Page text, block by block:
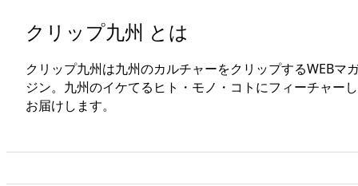
クリップ九州 とは
クリップ九州は九州のカルチャーをクリップするWEBマ
ジン。九州のイケてるヒト・モノ・コトにフィーチャー
お届けします。